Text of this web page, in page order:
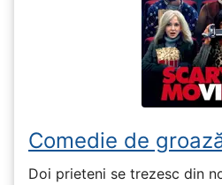
Comedie de
Doi prieteni se trezesc din